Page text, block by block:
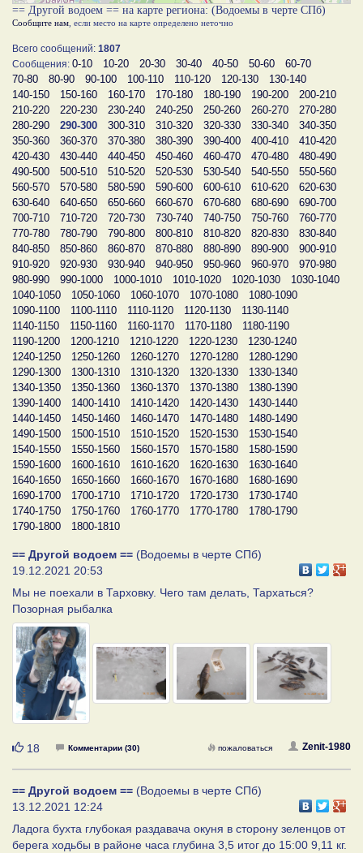
== Другой водоем == на карте региона: (Водоемы в черте СПб)
Сообщите нам , если место на карте определено неточно
Всего сообщений: 1807
Сообщения: 0-10 10-20 20-30 30-40 40-50 50-60
60-70
70-80
80-90 90-100 100-110 110-120 120-130
130-140
140-150
150-160 160-170 170-180 180-190 190-200
200-210
210-220
220-230 230-240 240-250 250-260 260-270
270-280
280-290
290-300 300-310 310-320 320-330 330-340
340-350
350-360
360-370 370-380 380-390 390-400 400-410
410-420
420-430
430-440 440-450 450-460 460-470 470-480
480-490
490-500
500-510 510-520 520-530 530-540 540-550
550-560
560-570
570-580 580-590 590-600 600-610 610-620
620-630
630-640
640-650 650-660 660-670 670-680 680-690
690-700
700-710
710-720 720-730 730-740 740-750 750-760
760-770
770-780
780-790 790-800 800-810 810-820 820-830
830-840
840-850
850-860 860-870 870-880 880-890 890-900
900-910
910-920
920-930 930-940 940-950 950-960 960-970
970-980
980-990
990-1000 1000-1010 1010-1020 1020-1030
1030-1040
1040-1050
1050-1060 1060-1070 1070-1080
1080-1090
1090-1100
1100-1110 1110-1120 1120-1130
1130-1140
1140-1150
1150-1160 1160-1170 1170-1180
1180-1190
1190-1200
1200-1210 1210-1220 1220-1230
1230-1240
1240-1250
1250-1260 1260-1270 1270-1280
1280-1290
1290-1300
1300-1310 1310-1320 1320-1330
1330-1340
1340-1350
1350-1360 1360-1370 1370-1380
1380-1390
1390-1400
1400-1410 1410-1420 1420-1430
1430-1440
1440-1450
1450-1460 1460-1470 1470-1480
1480-1490
1490-1500
1500-1510 1510-1520 1520-1530
1530-1540
1540-1550
1550-1560 1560-1570 1570-1580
1580-1590
1590-1600
1600-1610 1610-1620 1620-1630
1630-1640
1640-1650
1650-1660 1660-1670 1670-1680
1680-1690
1690-1700
1700-1710 1710-1720 1720-1730
1730-1740
1740-1750
1750-1760 1760-1770 1770-1780
1780-1790
1790-1800
1800-1810
== Другой водоем == (Водоемы в черте СПб)
19.12.2021 20:53
Мы не поехали в Тарховку. Чего там делать, Тархаться?
Позорная рыбалка
Нравится
18 Комментарии (30) Zenit-1980
пожаловаться
== Другой водоем == (Водоемы в черте СПб)
13.12.2021 12:24
Ладога бухта глубокая раздавача окуня в сторону зеленцов от
берега ходьбы в районе часа глубина 3,5 итог до 15:00 9,11 кг.